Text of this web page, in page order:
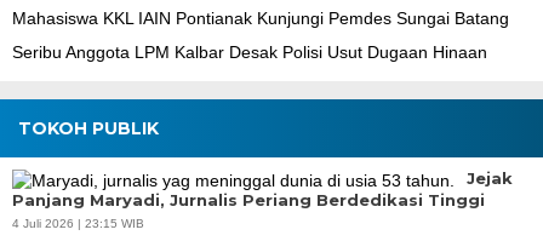
Mahasiswa KKL IAIN Pontianak Kunjungi Pemdes Sungai Batang
Seribu Anggota LPM Kalbar Desak Polisi Usut Dugaan Hinaan
TOKOH PUBLIK
Jejak
Panjang Maryadi, Jurnalis Periang Berdedikasi Tinggi
4 Juli 2026 | 23:15 WIB